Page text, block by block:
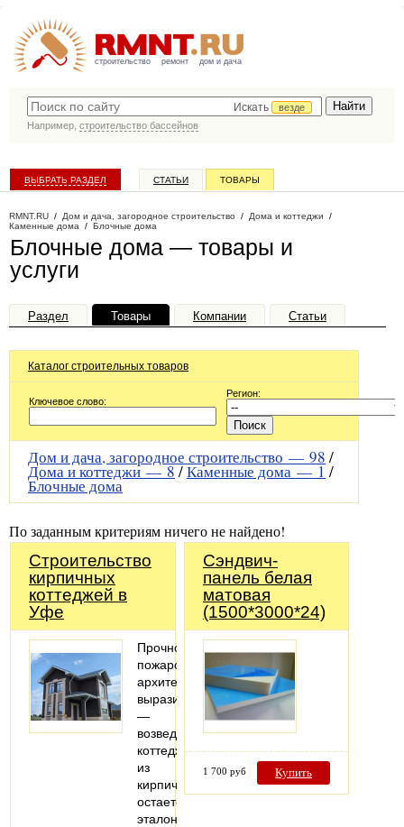
строительство ремонт дом и дача
Искать
везде
Например, строительство бассейнов
ВЫБРАТЬ РАЗДЕЛ СТАТЬИ ТОВАРЫ
RMNT.RU / Дом и дача, загородное строительство / Дома и коттеджи /
Каменные дома / Блочные дома
Блочные дома — товары и
услуги
Раздел Товары Компании Статьи
Каталог строительных товаров
Ключевое слово:
Регион:
Дом и дача, загородное строительство — 98 /
Дома и коттеджи —8/Каменные дома —1/
Блочные дома
По заданным критериям ничего не найдено!
Строительство
кирпичных
коттеджей в
Уфе
Прочность,
пожаробезопасность,
архитектурная
выразительность
—
возведение
коттеджей
из
кирпича
остается
эталоном
Сэндвич-
панель белая
матовая
(1500*3000*24)
1 700 руб Купить